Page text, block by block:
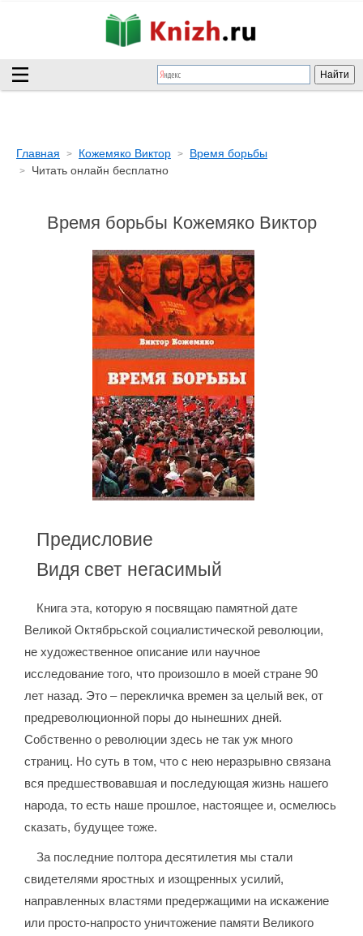
Главная Кожемяко Виктор
Время борьбы
Читать онлайн бесплатно
Время борьбы Кожемяко Виктор
Предисловие
Видя свет негасимый
Книга эта, которую я посвящаю памятной дате
Великой Октябрьской социалистической революции,
не художественное описание или научное
исследование того, что произошло в моей стране 90
лет назад. Это – перекличка времен за целый век, от
предреволюционной поры до нынешних дней.
Собственно о революции здесь не так уж много
страниц. Но суть в том, что с нею неразрывно связана
вся предшествовавшая и последующая жизнь нашего
народа, то есть наше прошлое, настоящее и, осмелюсь
сказать, будущее тоже.
За последние полтора десятилетия мы стали
свидетелями яростных и изощренных усилий,
направленных властями предержащими на искажение
или просто-напросто уничтожение памяти Великого